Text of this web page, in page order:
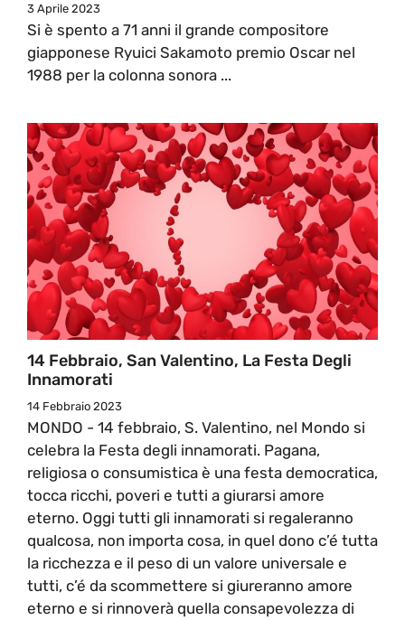
3 Aprile 2023
Si è spento a 71 anni il grande compositore
giapponese Ryuici Sakamoto premio Oscar nel
1988 per la colonna sonora ...
14 Febbraio, San Valentino, La Festa Degli
Innamorati
14 Febbraio 2023
MONDO - 14 febbraio, S. Valentino, nel Mondo si
celebra la Festa degli innamorati. Pagana,
religiosa o consumistica è una festa democratica,
tocca ricchi, poveri e tutti a giurarsi amore
eterno. Oggi tutti gli innamorati si regaleranno
qualcosa, non importa cosa, in quel dono c’é tutta
la ricchezza e il peso di un valore universale e
tutti, c’é da scommettere si giureranno amore
eterno e si rinnoverà quella consapevolezza di